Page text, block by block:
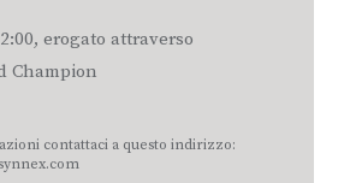
erogato attraverso
Champion
contattaci a questo indirizzo: